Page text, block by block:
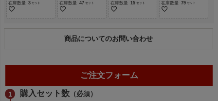
在庫数量 3 在庫数量 47 在庫数量 15 在庫数量 79
商品についてのお問い合わせ
ご注文フォーム
購入セット数 （必須）